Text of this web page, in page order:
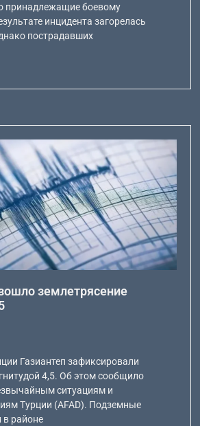
принадлежащие боевому
инцидента загорелась
пострадавших
землетрясение
Газиантеп зафиксировали
4,5. Об этом сообщило
ситуациям и
Турции (AFAD). Подземные
в районе